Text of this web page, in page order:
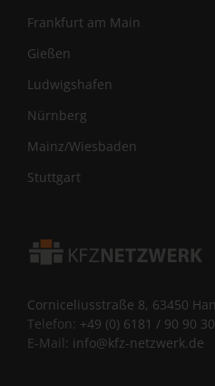
Frankfurt am Main
Gießen
Ludwigshafen
Nürnberg
Mainz/Wiesbaden
Stuttgart
Corniceliusstraße 8, 63450
Telefon: +49 (0) 6181 / 90 90
E-Mail: info@kfz-netzwerk.de